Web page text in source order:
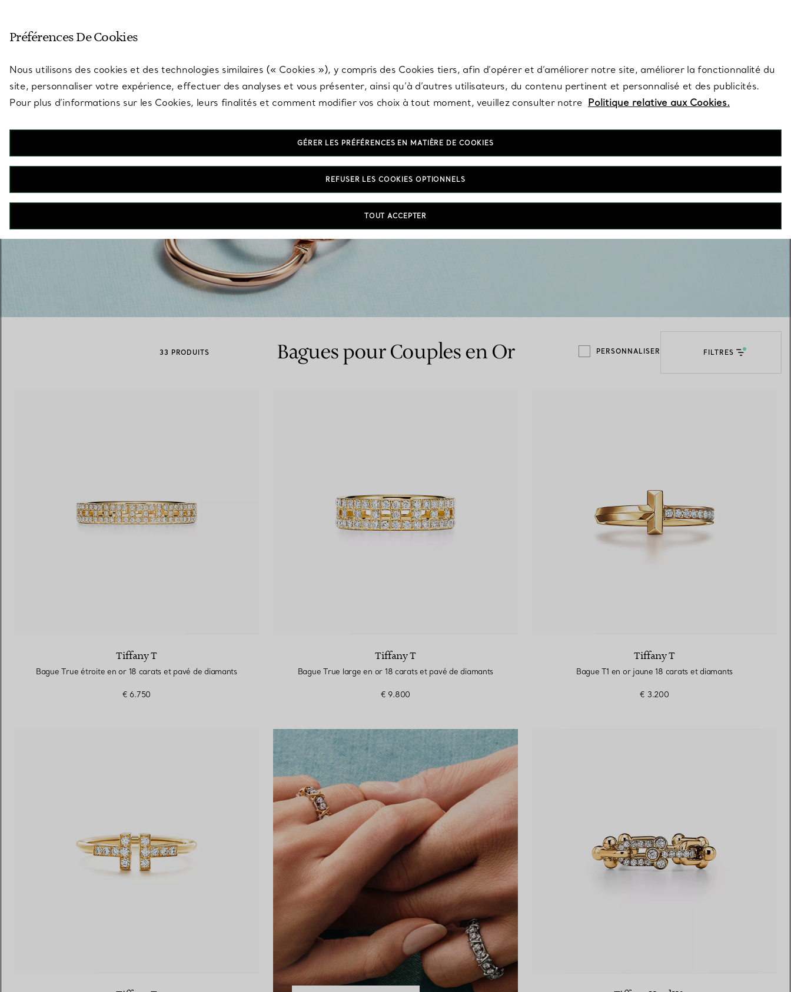
Alliances pour hommes
avec un expert en diamants Tiffany.
couples s’associent naturellement pour refléter votre amour.
33 PRODUITS Bagues pour Couples en Or PERSONNALISER FILTRES
Tiffany T
Bague True étroite en or 18 carats et pavé de diamants
€ 6.750
Tiffany T
Bague True large en or 18 carats et pavé de diamants
€ 9.800
Tiffany T
Bague T1 en or jaune 18 carats et diamants
€ 3.200
Préférences De Cookies
Nous utilisons des cookies et des technologies similaires (« Cookies »), y compris des Cookies tiers, afin d’opérer et d’améliorer notre site, améliorer la fonctionnalité du
site, personnaliser votre expérience, effectuer des analyses et vous présenter, ainsi qu’à d’autres utilisateurs, du contenu pertinent et personnalisé et des publicités.
Pour plus d’informations sur les Cookies, leurs finalités et comment modifier vos choix à tout moment, veuillez consulter notre Politique relative aux Cookies.
GÉRER LES PRÉFÉRENCES EN MATIÈRE DE COOKIES
REFUSER LES COOKIES OPTIONNELS
TOUT ACCEPTER